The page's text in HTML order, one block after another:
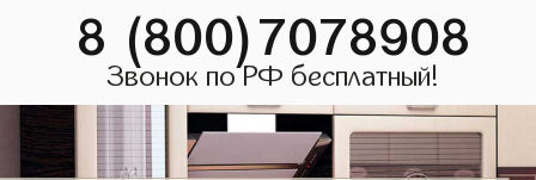
8 (800)7078908
Звонок по РФ бесплатный!